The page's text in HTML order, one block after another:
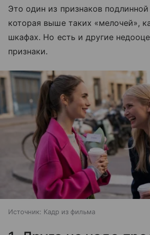
Это один из признаков
которая выше таких «мелочей»,
шкафах. Но есть и другие
признаки.
Источник: Кадр из фильма